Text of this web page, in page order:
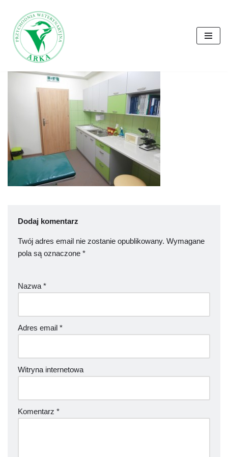
Przejdź
do
treści
Dodaj komentarz
Twój adres email nie zostanie opublikowany. Wymagane
pola są oznaczone *
Nazwa *
Adres email *
Witryna internetowa
Komentarz *